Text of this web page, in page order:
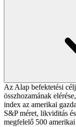
Az Alap befektetési
összhozamának
index az amerikai
S&P méret, likviditás
megfelelő 500